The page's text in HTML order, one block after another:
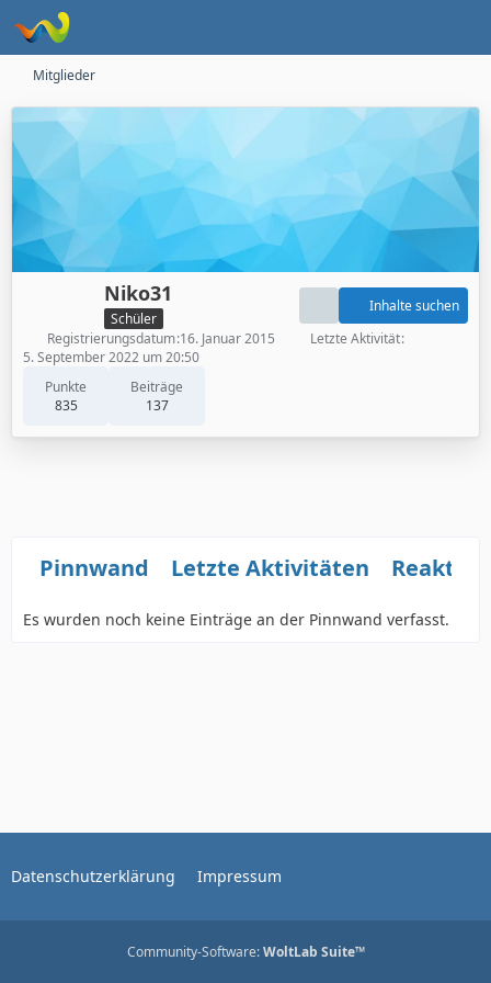
Mitglieder
Niko31
Schüler
Punkte
835
Beiträge
137
Inhalte suchen
Registrierungsdatum 16. Januar 2015
Letzte Aktivität
5. September 2022 um 20:50
Pinnwand Letzte Aktivitäten
Es wurden noch keine Einträge an der Pinnwand verfasst.
Datenschutzerklärung Impressum
Community-Software:WoltLab Suite™